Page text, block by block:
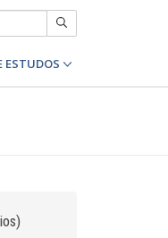
ESTUDOS